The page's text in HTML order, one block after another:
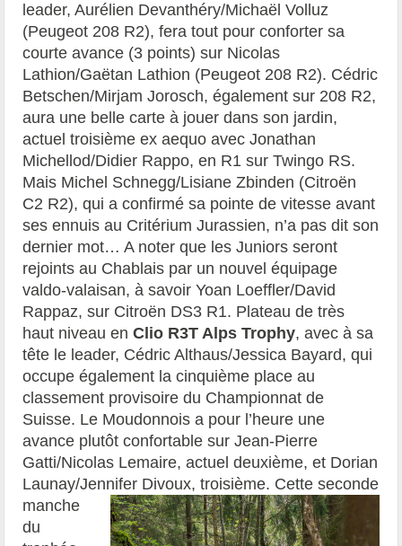
leader, Aurélien Devanthéry/Michaël Volluz
(Peugeot 208 R2), fera tout pour conforter sa
courte avance (3 points) sur Nicolas
Lathion/Gaëtan Lathion (Peugeot 208 R2). Cédric
Betschen/Mirjam Jorosch, également sur 208 R2,
aura une belle carte à jouer dans son jardin,
actuel troisième ex aequo avec Jonathan
Michellod/Didier Rappo, en R1 sur Twingo RS.
Mais Michel Schnegg/Lisiane Zbinden (Citroën
C2 R2), qui a confirmé sa pointe de vitesse avant
ses ennuis au Critérium Jurassien, n’a pas dit son
dernier mot… A noter que les Juniors seront
rejoints au Chablais par un nouvel équipage
valdo-valaisan, à savoir Yoan Loeffler/David
Rappaz, sur Citroën DS3 R1. Plateau de très
haut niveau enClio R3T Alps Trophy, avec à sa
tête le leader, Cédric Althaus/Jessica Bayard, qui
occupe également la cinquième place au
classement provisoire du Championnat de
Suisse. Le Moudonnois a pour l’heure une
avance plutôt confortable sur Jean-Pierre
Gatti/Nicolas Lemaire, actuel deuxième, et Dorian
Launay/Jennifer Divoux, troisième. Cette seconde
manche
du